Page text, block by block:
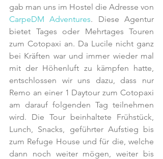
CarpeDM Adventures. Diese Agentur
bietet Tages oder Mehrtages Touren
zum Cotopaxi an. Da Lucile nicht ganz
bei Kräften war und immer wieder mal
mit der Höhenluft zu kämpfen hatte,
entschlossen wir uns dazu, dass nur
Remo an einer 1 Daytour zum Cotopaxi
am darauf folgenden Tag teilnehmen
wird. Die Tour beinhaltete Frühstück,
Lunch, Snacks, geführter Aufstieg bis
zum Refuge House und für die, welche
dann noch weiter mögen, weiter bis